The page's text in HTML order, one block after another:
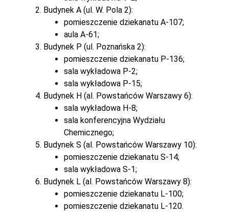
Budynek A (ul. W. Pola 2):
pomieszczenie dziekanatu A-107;
aula A-61;
Budynek P (ul. Poznańska 2):
pomieszczenie dziekanatu P-136;
sala wykładowa P-2;
sala wykładowa P-15;
Budynek H (al. Powstańców Warszawy 6):
sala wykładowa H-8;
sala konferencyjna Wydziału
Chemicznego;
Budynek S (al. Powstańców Warszawy 10):
pomieszczenie dziekanatu S-14;
sala wykładowa S-1;
Budynek L (al. Powstańców Warszawy 8):
pomieszczenie dziekanatu L-100;
pomieszczenie dziekanatu L-120.